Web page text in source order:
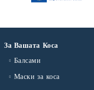
За Вашата Коса
Балсами
Маски за коса